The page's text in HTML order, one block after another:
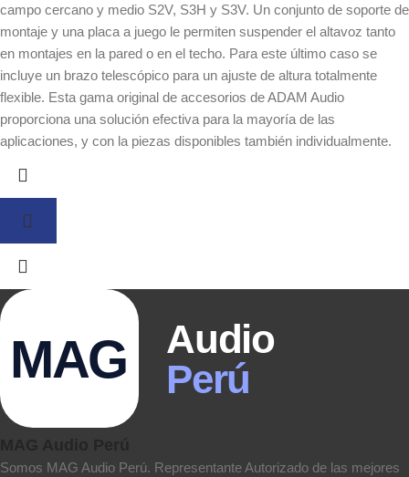
campo cercano y medio S2V, S3H y S3V. Un conjunto de soporte de
montaje y una placa a juego le permiten suspender el altavoz tanto
en montajes en la pared o en el techo. Para este último caso se
incluye un brazo telescópico para un ajuste de altura totalmente
flexible. Esta gama original de accesorios de ADAM Audio
proporciona una solución efectiva para la mayoría de las
aplicaciones, y con la piezas disponibles también individualmente.
MAG
Audio
Perú
Somos MAG Audio Perú. Representante Autorizado de las mejores